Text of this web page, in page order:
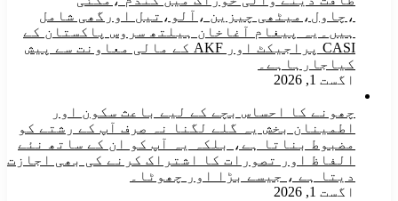
،چاول،میٹھی چیزین ،آلو،تیل اورگھی شامل
ہیں۔یہ پیغام آغاخان ہیلتھ سروس پاکستان کے
CASI پراجیکٹ اور AKF کے مالی معاونت سے پیش
کیاجارہاہے۔
اگست 1, 2026
چھونے کا احساس بچے کے لیے باعث سکون اور
اطمینان بخش یہ گلے لگنا نہ صرف آپ کے رشتے کو
مضبوط بناتا ہے، بلکہ یہ آپ کو ان کے ساتھ نئے
الفاظ اور تصورات کا اشتراک کرنے کی بھی اجازت
دیتا ہے ، جیسے بڑا اور چھوٹا۔
اگست 1, 2026